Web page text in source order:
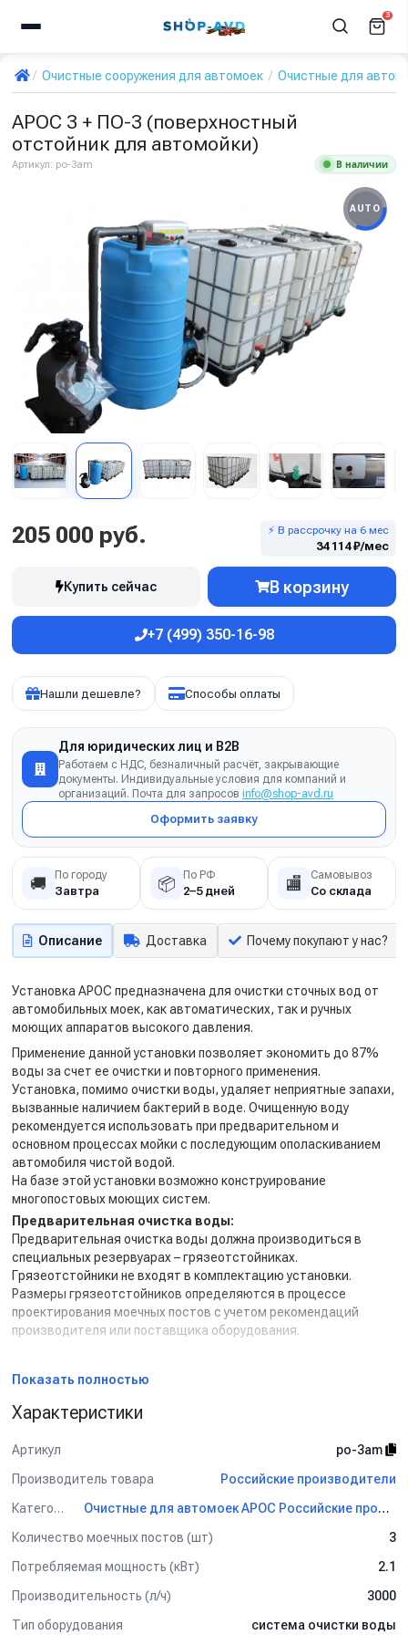
3
Очистные сооружения для автомоек Очистные для
АРОС 3 + ПО-3 (поверхностный
отстойник для автомойки)
Артикул: po-3am В наличии
AUTO
205 000 руб. ⚡ В рассрочку на 6 мес
34 114 ₽/мес
Купить сейчас В корзину
+7 (499) 350-16-98
Нашли дешевле? Способы оплаты
Для юридических лиц и B2B
Работаем с НДС, безналичный расчёт, закрывающие
документы. Индивидуальные условия для компаний и
организаций. Почта для запросов info@shop-avd.ru
Оформить заявку
🚚 По городу
Завтра 📦 По РФ
2–5 дней 🏬 Самовывоз
Со склада
Описание Доставка Почему покупают у нас?
Установка АРОС предназначена для очистки сточных вод от
автомобильных моек, как автоматических, так и ручных
моющих аппаратов высокого давления.
Применение данной установки позволяет экономить до 87%
воды за счет ее очистки и повторного применения.
Установка, помимо очистки воды, удаляет неприятные запахи,
вызванные наличием бактерий в воде. Очищенную воду
рекомендуется использовать при предварительном и
основном процессах мойки с последующим ополаскиванием
автомобиля чистой водой.
На базе этой установки возможно конструирование
многопостовых моющих систем.
Предварительная очистка воды:
Предварительная очистка воды должна производиться в
специальных резервуарах – грязеотстойниках.
Грязеотстойники не входят в комплектацию установки.
Размеры грязеотстойников определяются в процессе
проектирования моечных постов с учетом рекомендаций
производителя или поставщика оборудования.
Система устанавливается в отапливаемом помещении.
Измерительные приборы и электрические шкафы должны быть
защищены от воды и попадания водяных брызг.
Влажность воздуха мах 90%.
Из насосного отстойника вода подается погружным насосом
сначала в песочно-гравийную фильтрующую колонну, где
происходит очистка сточных вод от механических примесей, а
затем в фильтрующую колону с сорбентом, где производиться
резервуар для хранения воды, предназначенной для мойки
автомобилей.
Показать полностью
Характеристики
Артикул
po-3am
Производитель товара
Российские производители
Категория
Очистные для автомоек АРОС Российские производители
Количество моечных постов (шт)
3
Потребляемая мощность (кВт)
2.1
Производительность (л/ч)
3000
Тип оборудования
система очистки воды